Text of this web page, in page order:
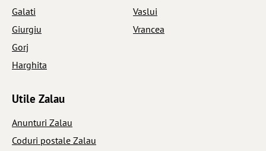
Galati
Giurgiu
Gorj
Harghita
Vaslui
Vrancea
Utile Zalau
Anunturi Zalau
Coduri postale Zalau